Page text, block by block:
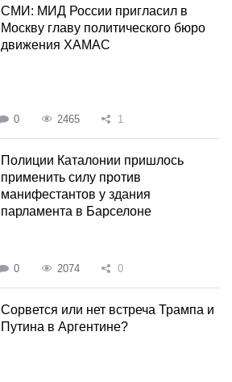
СМИ: МИД России пригласил в
Москву главу политического бюро
движения ХАМАС
0 2465 1
Полиции Каталонии пришлось
применить силу против
манифестантов у здания
парламента в Барселоне
0 2074 0
Сорвется или нет встреча Трампа и
Путина в Аргентине?